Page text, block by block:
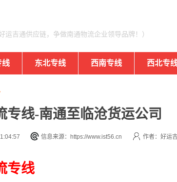
好运吉通供应链，争做南通物流企业领导品牌！）
线 东北专线 西南专线 西北专
专线-南通至临沧货运公司
信息来源：https://www.ist56.cn 作者：好运
专线